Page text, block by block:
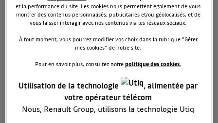
Le24 septembre 2025à18:59
Problème sur ordinateur de bord Dacia
BonjourMon ordinateur de bord s'éteint après
quelques secondes et il y a en plus un broutement
normalementMerci pour votre réponse.
Lire la réponse RÉPONDRE 0
et la performance du site. Les cookies nous permettent également de vous
montrer des contenus personnalisés, publicitaires et/ou géolocalisés, et de
vous laisser interagir avec nos contenus via les réseaux sociaux.
À tout moment, vous pourrez modifier vos choix dans la rubrique "Gérer
mes cookies" de notre site.
Pour en savoir plus, consultez notrepolitique des cookies.
Utilisation de la technologie
, alimentée par
votre opérateur télécom
Nous, Renault Group, utilisons la technologie Utiq